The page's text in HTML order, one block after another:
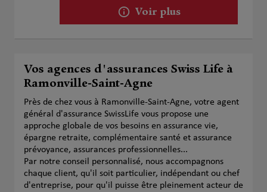
Voir plus
Vos agences d'assurances Swiss Life à
Ramonville-Saint-Agne
Près de chez vous à Ramonville-Saint-Agne, votre agent
général d'assurance SwissLife vous propose une
approche globale de vos besoins en assurance vie,
épargne retraite, complémentaire santé et assurance
prévoyance, assurances professionnelles...
Par notre conseil personnalisé, nous accompagnons
chaque client, qu'il soit particulier, indépendant ou chef
d'entreprise, pour qu'il puisse être pleinement acteur de